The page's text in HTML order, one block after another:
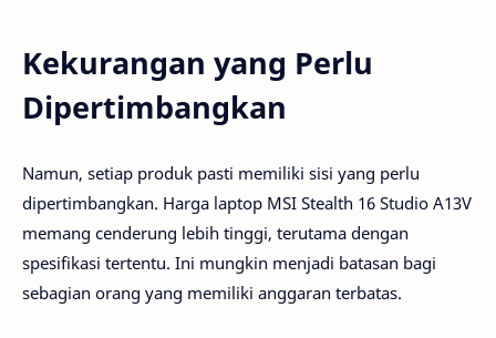
Kekurangan yang Perlu
Dipertimbangkan
Namun, setiap produk pasti memiliki sisi yang perlu
dipertimbangkan. Harga laptop MSI Stealth 16 Studio A13V
memang cenderung lebih tinggi, terutama dengan
spesifikasi tertentu. Ini mungkin menjadi batasan bagi
sebagian orang yang memiliki anggaran terbatas.